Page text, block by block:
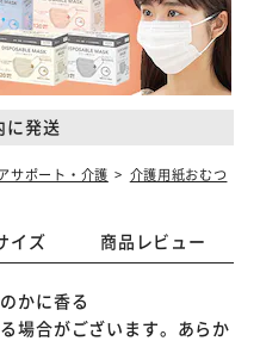
に発送
サポート・介護 介護用紙おむつ
イズ 商品レビュー
かに香る
場合がございます。あらか